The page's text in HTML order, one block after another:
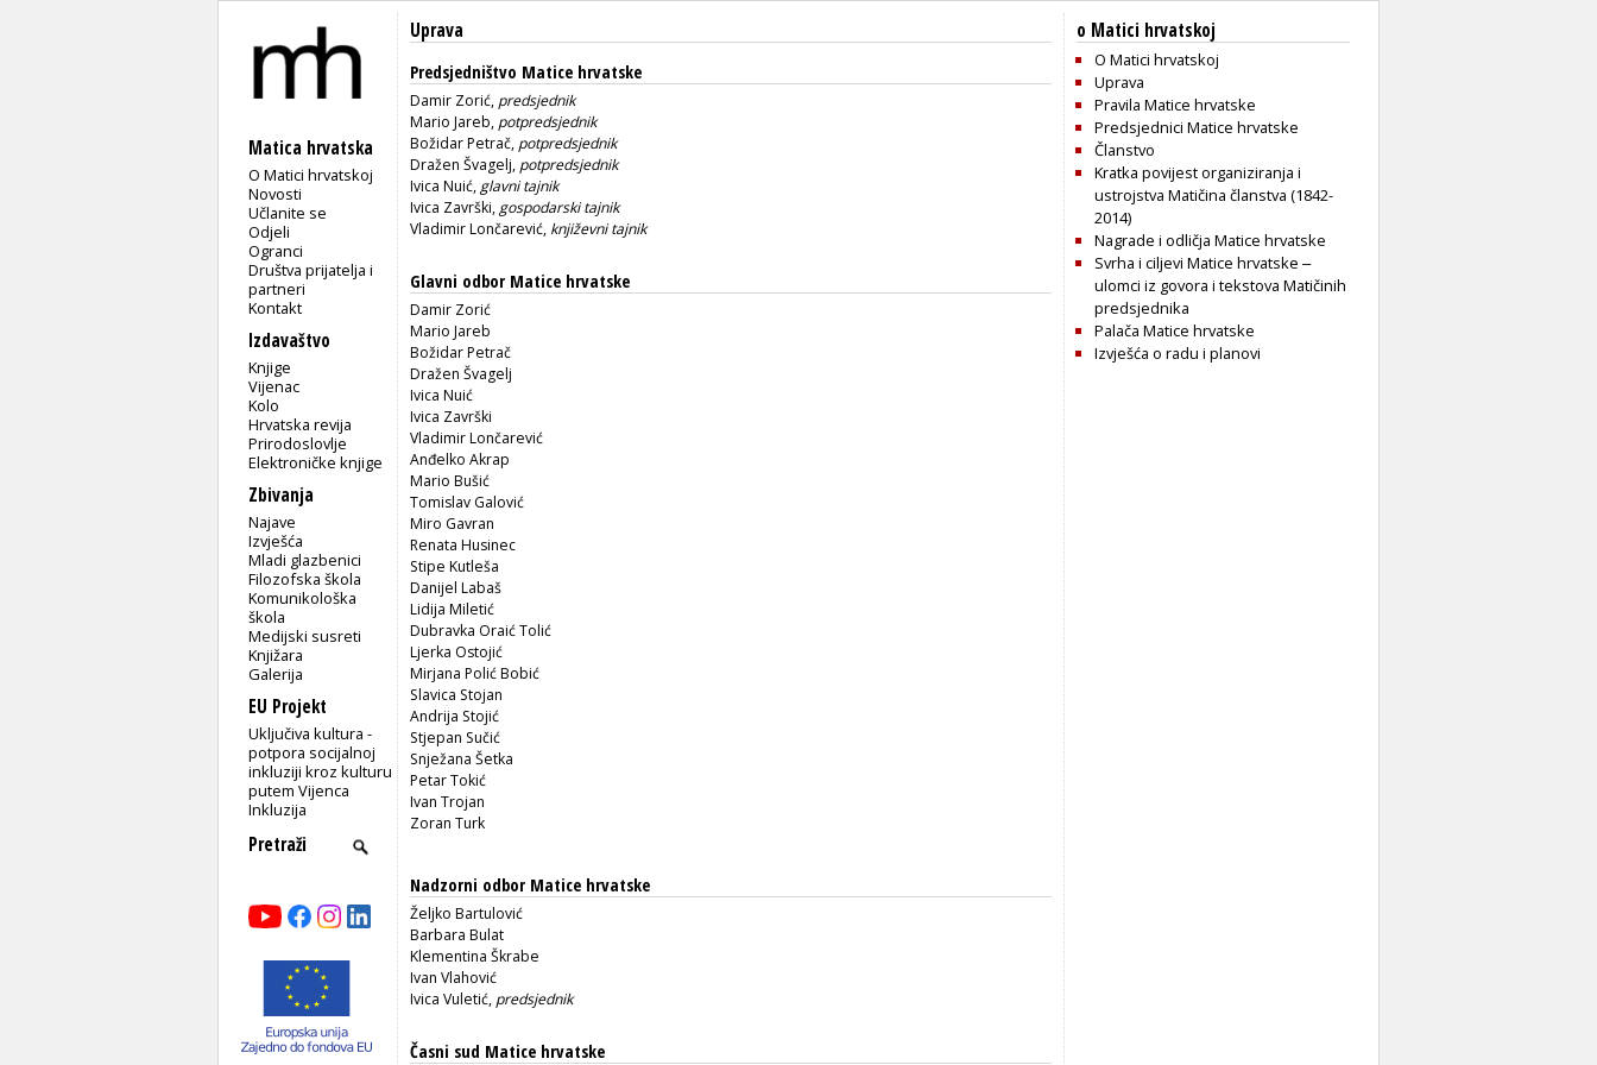
Matica hrvatska
O Matici hrvatskoj
Novosti
Učlanite se
Odjeli
Ogranci
Društva prijatelja i
partneri
Kontakt
Izdavaštvo
Knjige
Vijenac
Kolo
Hrvatska revija
Prirodoslovlje
Elektroničke knjige
Zbivanja
Najave
Izvješća
Mladi glazbenici
Filozofska škola
Komunikološka
škola
Medijski susreti
Knjižara
Galerija
EU Projekt
Uključiva kultura -
potpora socijalnoj
inkluziji kroz kulturu
putem Vijenca
Inkluzija
Uprava
Predsjedništvo Matice hrvatske
Damir Zorić, predsjednik
Mario Jareb, potpredsjednik
Božidar Petrač, potpredsjednik
Dražen Švagelj, potpredsjednik
Ivica Nuić, glavni tajnik
Ivica Završki, gospodarski tajnik
Vladimir Lončarević, književni tajnik
Glavni odbor Matice hrvatske
Damir Zorić
Mario Jareb
Božidar Petrač
Dražen Švagelj
Ivica Nuić
Ivica Završki
Vladimir Lončarević
Anđelko Akrap
Mario Bušić
Tomislav Galović
Miro Gavran
Renata Husinec
Stipe Kutleša
Danijel Labaš
Lidija Miletić
Dubravka Oraić Tolić
Ljerka Ostojić
Mirjana Polić Bobić
Slavica Stojan
Andrija Stojić
Stjepan Sučić
Snježana Šetka
Petar Tokić
Ivan Trojan
Zoran Turk
Nadzorni odbor Matice hrvatske
Željko Bartulović
Barbara Bulat
Klementina Škrabe
Ivan Vlahović
Ivica Vuletić, predsjednik
Časni sud Matice hrvatske
o Matici hrvatskoj
O Matici hrvatskoj
Uprava
Pravila Matice hrvatske
Predsjednici Matice hrvatske
Članstvo
Kratka povijest organiziranja i
ustrojstva Matičina članstva (1842-
2014)
Nagrade i odličja Matice hrvatske
Svrha i ciljevi Matice hrvatske ‒
ulomci iz govora i tekstova Matičinih
predsjednika
Palača Matice hrvatske
Izvješća o radu i planovi